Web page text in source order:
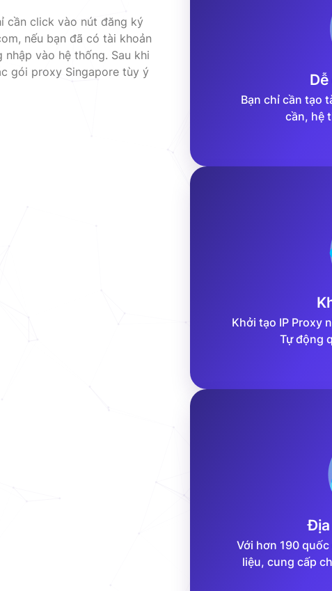
cần click vào nút đăng ký
nếu bạn đã có tài khoản
vào hệ thống. Sau khi
gói proxy Singapore tùy ý
Bạn chỉ cần tạo
cần, hệ
Khởi tạo IP Proxy
Tự động
Địa
Với hơn 190
liệu, cung cấp